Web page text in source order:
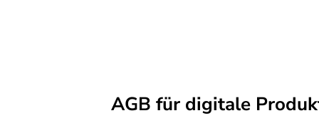
AGB für digitale